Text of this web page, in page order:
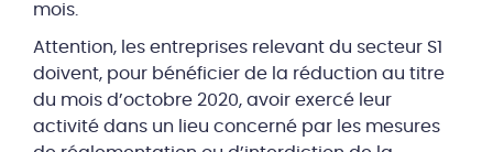
mois.
Attention, les entreprises relevant du secteur S1
doivent, pour bénéficier de la réduction au titre
du mois d’octobre 2020, avoir exercé leur
activité dans un lieu concerné par les mesures